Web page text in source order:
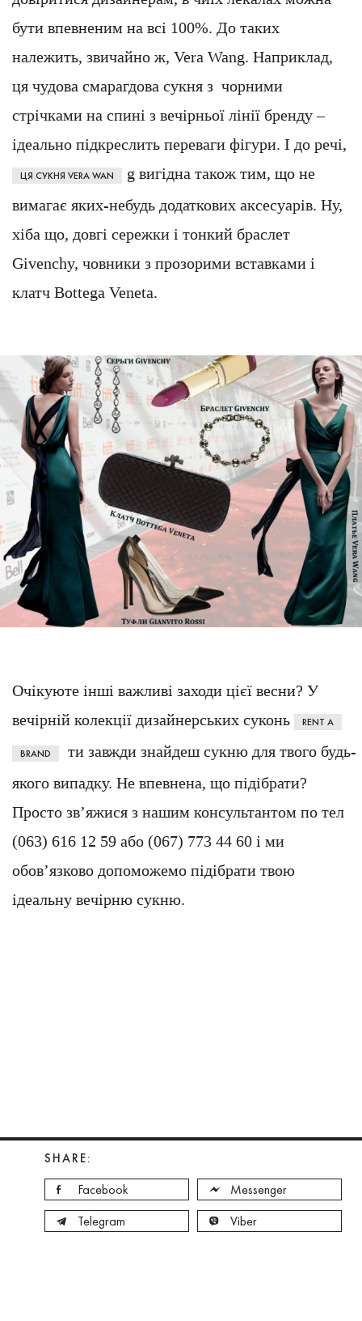
бути впевненим на всі 100%. До таких
належить, звичайно ж, Vera Wang. Наприклад,
ця чудова смарагдова сукня з чорними
стрічками на спині з вечірньої лінії бренду –
ідеально підкреслить переваги фігури. І до речі,
ЦЯ СУКНЯ VERA WAN
g вигідна також тим, що не
вимагає яких-небудь додаткових аксесуарів. Ну,
хіба що, довгі сережки і тонкий браслет
Givenchy, човники з прозорими вставками і
клатч Bottega Veneta.
Очікуюте інші важливі заходи цієї весни? У
вечірній колекції дизайнерських суконь
RENT A
BRAND
ти завжди знайдеш сукню для твого будь-
якого випадку. Не впевнена, що підібрати?
Просто зв’яжися з нашим консультантом по тел
(063) 616 12 59 або (067) 773 44 60 і ми
обов’язково допоможемо підібрати твою
ідеальну вечірню сукню.
SHARE:
Facebook
Messenger
Telegram
Viber